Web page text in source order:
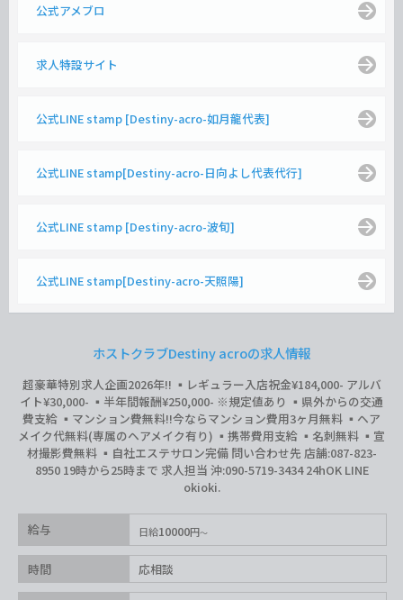
公式アメブロ
求人特設サイト
公式LINE stamp [Destiny-acro-如月龍代表]
公式LINE stamp[Destiny-acro-日向よし代表代行]
公式LINE stamp [Destiny-acro-波旬]
公式LINE stamp[Destiny-acro-天照陽]
ホストクラブDestiny acroの求人情報
超豪華特別求人企画2026年‼︎ ▪️レギュラー入店祝金¥184,000- アルバ
イト¥30,000- ▪️半年間報酬¥250,000- ※規定値あり ▪️県外からの交通
費支給 ▪️マンション費無料‼︎今ならマンション費用3ヶ月無料 ▪️ヘア
メイク代無料(専属のヘアメイク有り) ▪️携帯費用支給 ▪️名刺無料 ▪️宣
材撮影費無料 ▪️自社エステサロン完備 問い合わせ先 店舗:087-823-
8950 19時から25時まで 求人担当 沖:090-5719-3434 24hOK LINE
okioki.
給与 日給10000円
時間 応相談